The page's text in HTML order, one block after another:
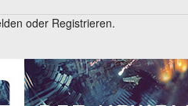
oder Registrieren.